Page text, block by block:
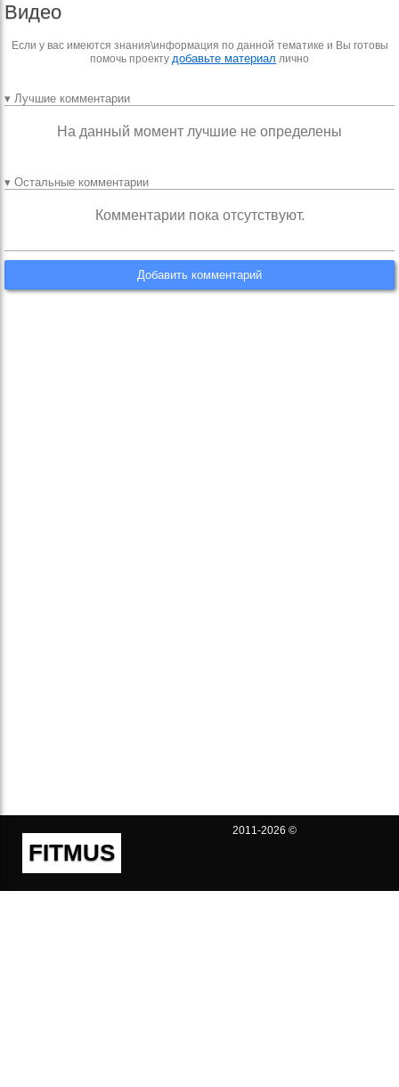
Видео
Если у вас имеются знания\информация по данной тематике и Вы готовы
помочь проекту добавьте материал лично
▾ Лучшие комментарии
На данный момент лучшие не определены
▾ Остальные комментарии
Комментарии пока отсутствуют.
Добавить комментарий
FITMUS
2011-2026 ©